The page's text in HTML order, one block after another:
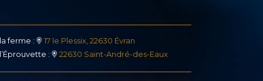
ferme :
17 le Plessix, 22630 Évran
:
22630 Saint-André-des-Eaux